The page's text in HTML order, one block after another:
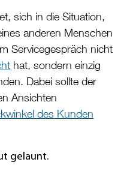
sich in die Situation,
anderen Menschen
Servicegespräch nicht
hat, sondern einzig
Dabei sollte der
Ansichten
des Kunden
gelaunt.